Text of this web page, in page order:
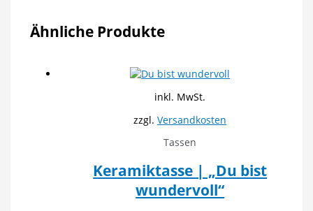
Ähnliche Produkte
inkl. MwSt.
zzgl.Versandkosten
Tassen
Keramiktasse | „Du bist
wundervoll“